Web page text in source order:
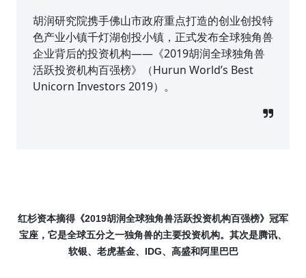
胡润研究院携手佛山市政府重点打造的创业创投特
色产业小镇千灯湖创投小镇，正式发布全球独角兽
企业背后的投资机构——《2019胡润全球独角兽
活跃投资机构百强榜》（Hurun World’s Best
Unicorn Investors 2019）。
红杉资本摘得《2019胡润全球独角兽活跃投资机构百强榜》冠军
宝座，它是全球五分之一独角兽的主要投资机构。其次是腾讯、
软银、老虎基金、 IDG、高盛和阿里巴巴